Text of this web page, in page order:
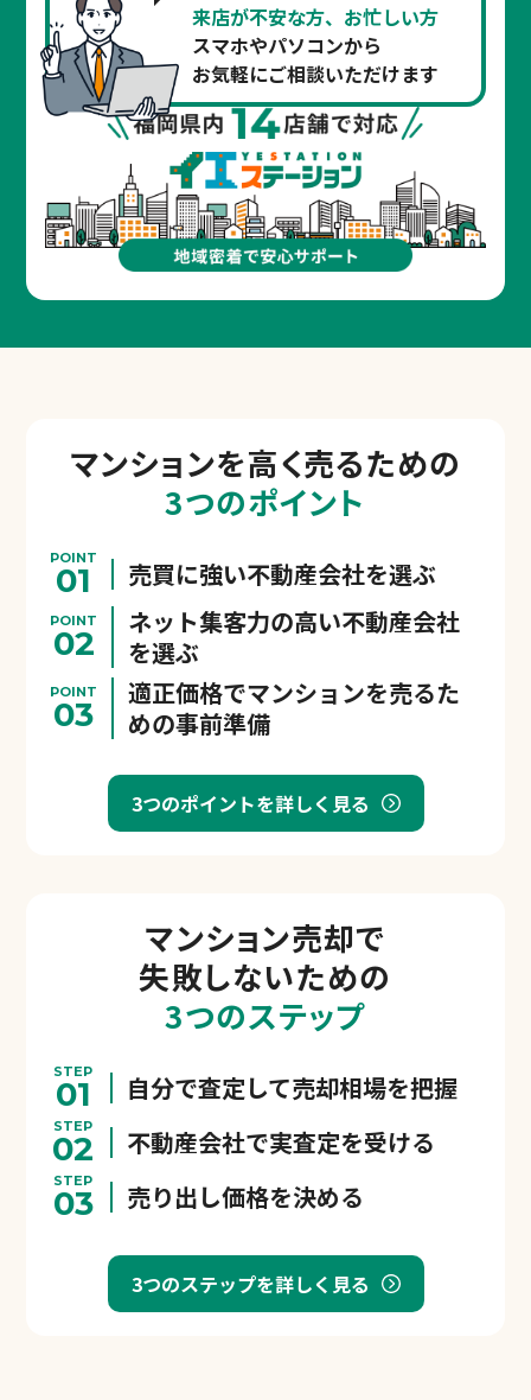
来店が不安な方、お忙しい方
スマホやパソコンから
お気軽にご相談いただけます
マンションを高く売るための
3つのポイント
POINT
01 売買に強い不動産会社を選ぶ
POINT
02
ネット集客力の高い不動産会社
を選ぶ
POINT
03
適正価格でマンションを売るた
めの事前準備
3つのポイントを詳しく見る
マンション売却で
失敗しないための
3つのステップ
STEP
01 自分で査定して売却相場を把握
STEP
02 不動産会社で実査定を受ける
STEP
03 売り出し価格を決める
3つのステップを詳しく見る